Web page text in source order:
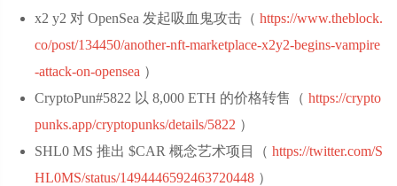
x2 y2 对 OpenSea 发起吸血鬼攻击（ https://www.theblock.
co/post/134450/another-nft-marketplace-x2y2-begins-vampire
-attack-on-opensea ‌）
CryptoPun#5822 以 8,000 ETH 的价格转售（ https://crypto
punks.app/cryptopunks/details/5822 ‌）
SHL0 MS 推出 $CAR 概念艺术项目（ https://twitter.com/S
HL0MS/status/1494446592463720448 ‌）